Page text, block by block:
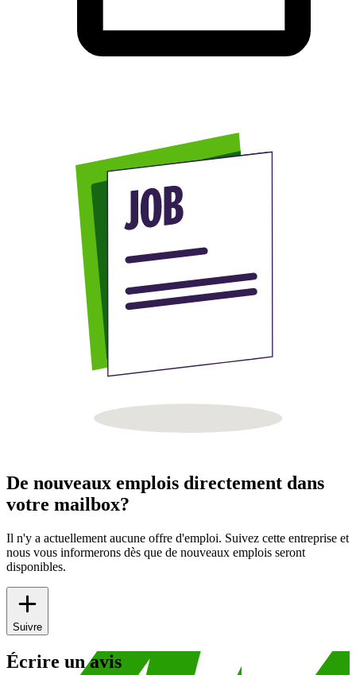
De nouveaux emplois directement dans
votre mailbox?
Il n'y a actuellement aucune offre d'emploi. Suivez cette entreprise et
nous vous informerons dès que de nouveaux emplois seront
disponibles.
Suivre
Écrire un avis